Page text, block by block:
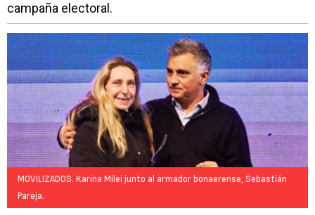
campaña electoral.
MOVILIZADOS. Karina Milei junto al armador bonaerense, Sebastián
Pareja.